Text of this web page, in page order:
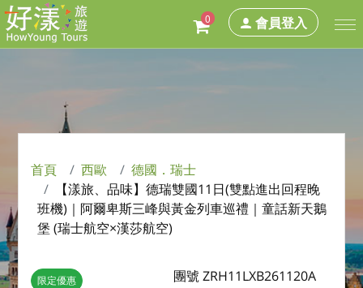
0 會員登入
首頁 西歐
德國．瑞士
【漾旅、品味】德瑞雙國11日(雙點進出回程晚
班機)｜阿爾卑斯三峰與黃金列車巡禮｜童話新天鵝
堡 (瑞士航空×漢莎航空)
限定優惠 團號 ZRH11LXB261120A